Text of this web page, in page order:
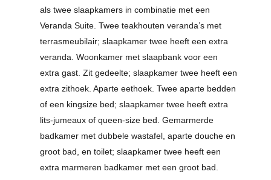
als twee slaapkamers in combinatie met een
Veranda Suite. Twee teakhouten veranda’s met
terrasmeubilair; slaapkamer twee heeft een extra
veranda. Woonkamer met slaapbank voor een
extra gast. Zit gedeelte; slaapkamer twee heeft een
extra zithoek. Aparte eethoek. Twee aparte bedden
of een kingsize bed; slaapkamer twee heeft extra
lits-jumeaux of queen-size bed. Gemarmerde
badkamer met dubbele wastafel, aparte douche en
groot bad, en toilet; slaapkamer twee heeft een
extra marmeren badkamer met een groot bad.